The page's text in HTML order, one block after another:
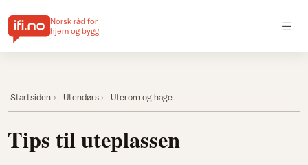
Norsk råd for
hjem og bygg
Startsiden Utendørs Uterom og hage
Tips til uteplassen